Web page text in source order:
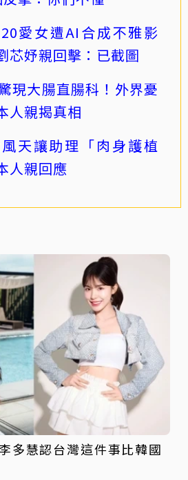
愛女遭AI合成不雅影
妤親回擊：已截圖
現大腸直腸科！外界憂
親揭真相
天讓助理「肉身護植
人親回應